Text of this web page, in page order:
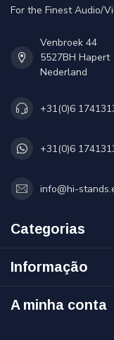
For the Finest Audio/
Venbroek 44
5527BH Hapert
Nederland
+31(0)6
+31(0)6
info@hi-
Categorias
Informação
A minha conta